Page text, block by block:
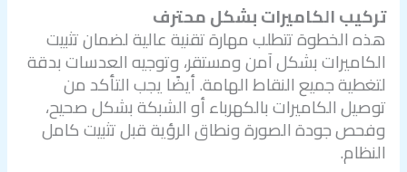
تركيب الكاميرات بشكل محترف
هذه الخطوة تتطلب مهارة تقنية عالية لضمان تثبيت
الكاميرات بشكل آمن ومستقر، وتوجيه العدسات بدقة
لتغطية جميع النقاط الهامة. أيضًا يجب التأكد من
توصيل الكاميرات بالكهرباء أو الشبكة بشكل صحيح،
وفحص جودة الصورة ونطاق الرؤية قبل تثبيت كامل
النظام.